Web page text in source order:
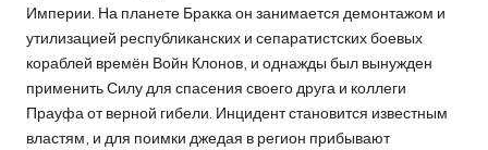
Империи. На планете Бракка он занимается демонтажом и
утилизацией республиканских и сепаратистских боевых
кораблей времён Войн Клонов, и однажды был вынужден
применить Силу для спасения своего друга и коллеги
Прауфа от верной гибели. Инцидент становится известным
властям, и для поимки джедая в регион прибывают